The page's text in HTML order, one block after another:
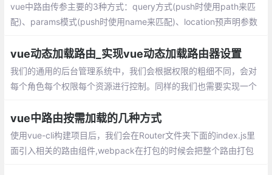
vue中路由传参主要的3种方式：query方式(push时使用path来匹
配)、params模式(push时使用name来匹配)、location预声明参数
vue动态加载路由_实现vue动态加载路由器设置
我们的通用的后台管理系统中，我们会根据权限的粗细不同，会对
每个角色每个权限每个资源进行控制。同样的我们也需要实现一个
就不会涉及，当我接触的时候我们的后台接口是springcloud实现。
vue中路由按需加载的几种方式
使用vue-cli构建项目后，我们会在Router文件夹下面的index.js里
面引入相关的路由组件,webpack在打包的时候会把整个路由打包